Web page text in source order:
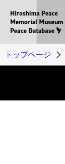
トップページ